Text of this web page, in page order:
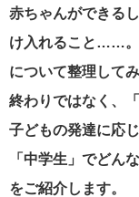
赤ちゃんができる
け入れること……。
について整理して
終わりではなく、
子どもの発達に応
「中学生」でどん
をご紹介します。